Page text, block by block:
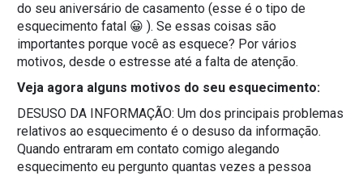
do seu aniversário de casamento (esse é o tipo de
esquecimento fatal 😀 ). Se essas coisas são
importantes porque você as esquece? Por vários
motivos, desde o estresse até a falta de atenção.
Veja agora alguns motivos do seu esquecimento:
DESUSO DA INFORMAÇÃO: Um dos principais problemas
relativos ao esquecimento é o desuso da informação.
Quando entraram em contato comigo alegando
esquecimento eu pergunto quantas vezes a pessoa